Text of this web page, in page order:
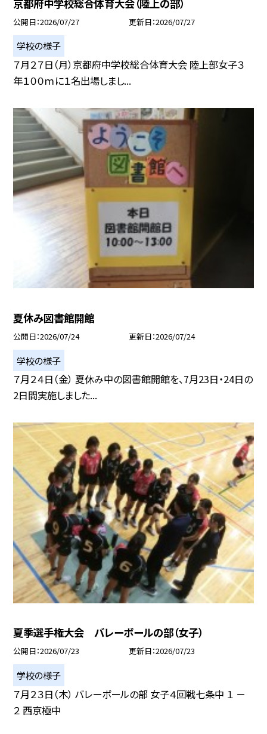
京都府中学校総合体育大会（陸上の部）
公開日 2026/07/27 更新日 2026/07/27
学校の様子
７月２７日（月）京都府中学校総合体育大会 陸上部女子３
年１００ｍに１名出場しまし...
夏休み図書館開館
公開日 2026/07/24 更新日 2026/07/24
学校の様子
７月２４日（金） 夏休み中の図書館開館を、7月23日・24日の
2日間実施しました...
夏季選手権大会 バレーボールの部（女子）
公開日 2026/07/23 更新日 2026/07/23
学校の様子
７月２３日（木） バレーボールの部 女子４回戦七条中 １ －
２ 西京極中